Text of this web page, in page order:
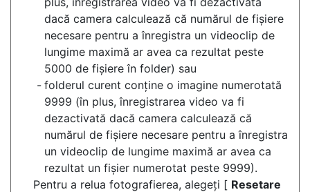
dacă camera calculează că numărul de fișiere
necesare pentru a înregistra un videoclip de
lungime maximă ar avea ca rezultat peste
5000 de fișiere în folder) sau
folderul curent conține o imagine numerotată
9999 (în plus, înregistrarea video va fi
dezactivată dacă camera calculează că
numărul de fișiere necesare pentru a înregistra
un videoclip de lungime maximă ar avea ca
rezultat un fișier numerotat peste 9999).
Pentru a relua fotografierea, alegeți [ Resetare